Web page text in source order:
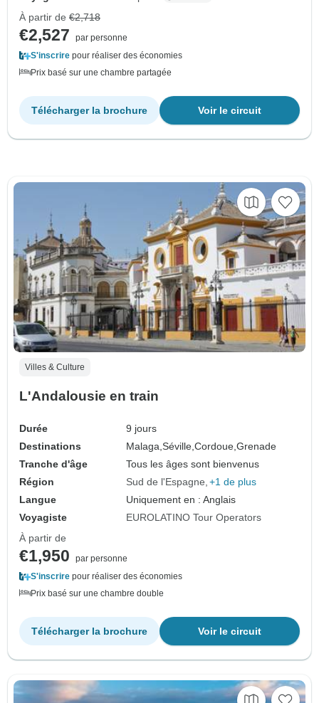
À partir de €2,718
€2,527
par personne
S'inscrire pour réaliser des économies
Prix basé sur une chambre partagée
Voir le circuit
Télécharger la brochure
Villes & Culture
L'Andalousie en train
Durée
9 jours
Destinations
Malaga,Séville,Cordoue,Grenade
Tranche d'âge
Tous les âges sont bienvenus
Région
Sud de l'Espagne +1 de plus
Langue
Uniquement en : Anglais
Voyagiste
EUROLATINO Tour Operators
À partir de
€1,950
par personne
S'inscrire pour réaliser des économies
Prix basé sur une chambre double
Voir le circuit
Télécharger la brochure